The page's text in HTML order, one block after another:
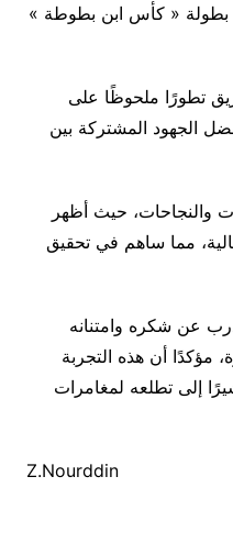
بطولة « كأس ابن بطوطة »
تطورًا ملحوظًا على
الجهود المشتركة بين
والنجاحات، حيث أظهر
مما ساهم في تحقيق
عن شكره وامتنانه
أن هذه التجربة
إلى تطلعه لمغامرات
Z.Nourddin